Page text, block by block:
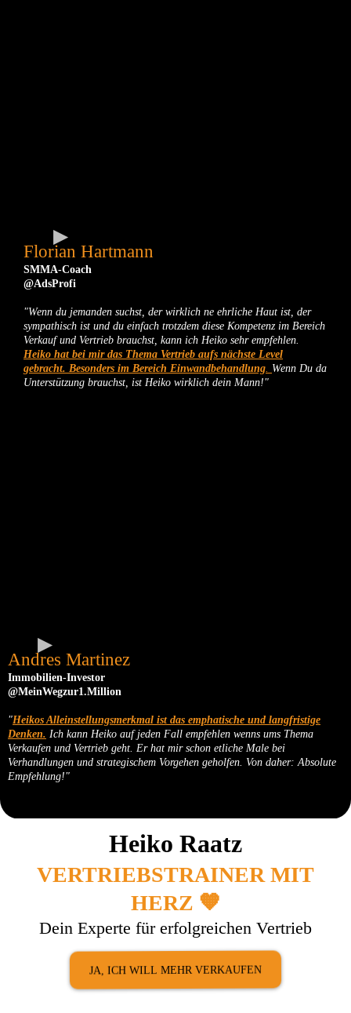
Florian Hartmann
SMMA-Coach
@AdsProfi
"Wenn du jemanden suchst, der wirklich ne ehrliche Haut ist, der
sympathisch ist und du einfach trotzdem diese Kompetenz im Bereich
Verkauf und Vertrieb brauchst, kann ich Heiko sehr empfehlen.
Heiko hat bei mir das Thema Vertrieb aufs nächste Level
gebracht. Besonders im Bereich Einwandbehandlung Wenn Du da
Unterstützung brauchst, ist Heiko wirklich dein Mann!"
Andres Martinez
Immobilien-Investor
@MeinWegzur1.Million
"Heikos Alleinstellungsmerkmal ist das emphatische und langfristige
Denken. Ich kann Heiko auf jeden Fall empfehlen wenns ums Thema
Verkaufen und Vertrieb geht. Er hat mir schon etliche Male bei
Verhandlungen und strategischem Vorgehen geholfen. Von daher: Absolute
Empfehlung!"
Heiko Raatz
VERTRIEBSTRAINER MIT
HERZ 🧡
Dein Experte für erfolgreichen Vertrieb
JA, ICH WILL MEHR VERKAUFEN